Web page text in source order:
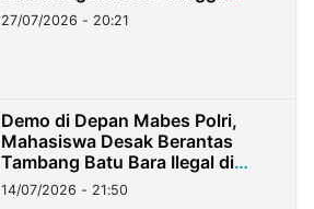
Stockpile
27/07/2026 - 20:21
Demo di Depan Mabes Polri,
Mahasiswa Desak Berantas
Tambang Batu Bara Ilegal di
Lampung
14/07/2026 - 21:50